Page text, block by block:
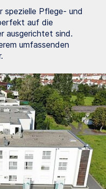
spezielle Pflege- und
auf die
ausgerichtet sind.
umfassenden